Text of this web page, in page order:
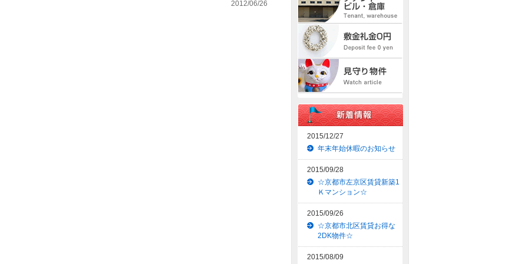
2012/06/26
2015/12/27
年末年始休暇のお知らせ
2015/09/28
☆京都市左京区賃貸新築1
Ｋマンション☆
2015/09/26
☆京都市北区賃貸お得な
2DK物件☆
2015/08/09